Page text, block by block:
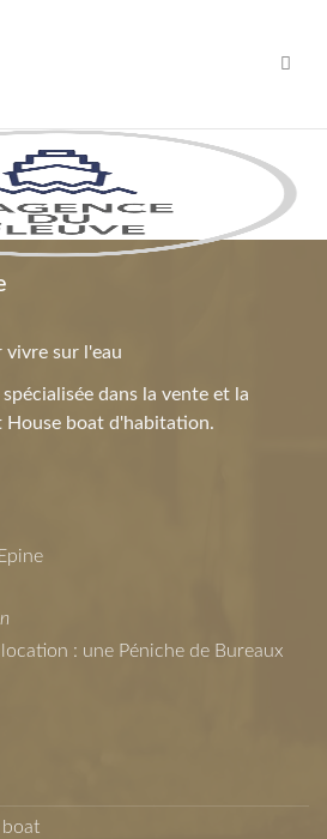
vivre sur l'eau
dans la vente et la
House boat d'habitation.
location : une Péniche de Bureaux
boat